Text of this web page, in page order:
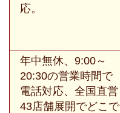
応。
年中無休、9:00～
20:30の営業時間で
電話対応、全国直営
43店舗展開でどこで